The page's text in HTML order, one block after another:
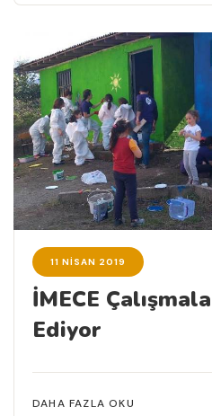
11 NISAN 2019
İMECE
Ediyor
DAHA FAZLA OKU